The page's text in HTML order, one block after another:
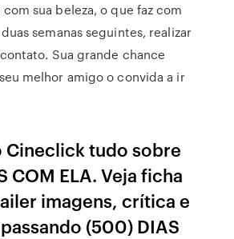
sua beleza, o que faz com
semanas seguintes, realizar
Sua grande chance
melhor amigo o convida a ir
Cineclick tudo sobre
COM ELA. Veja ficha
imagens, crítica e
(500) DIAS